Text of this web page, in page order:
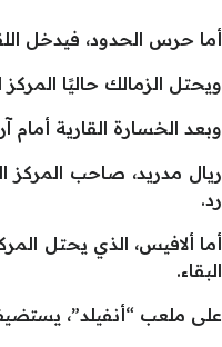
أما حرس الحدود، فيدخل
ويحتل الزمالك حاليًا المركز الثالث في مجموعة حسم
وبعد الخسارة القارية أمام
رد.
البقاء.
على ملعب “أنفيلد”، يستضيف ليفربول